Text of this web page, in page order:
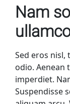
Nam
Sed eros nisl,
odio. Aenean
imperdiet.
Suspendisse